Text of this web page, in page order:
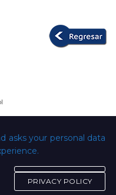
son de la Universidad
asks your personal data
PRIVACY POLICY